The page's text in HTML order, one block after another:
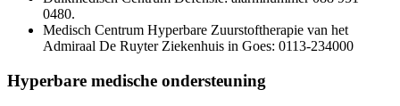
0480.
Medisch Centrum Hyperbare Zuurstoftherapie van het
Admiraal De Ruyter Ziekenhuis in Goes: 0113-234000
Hyperbare medische ondersteuning